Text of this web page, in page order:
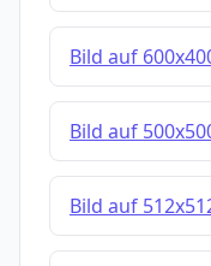
Bild auf
Bild auf
Bild auf